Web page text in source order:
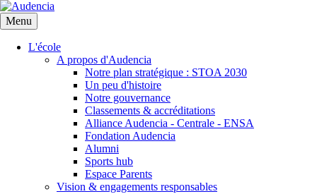
Aller
au
contenu
principal
Menu
L'école
A propos d'Audencia
Notre plan stratégique : STOA 2030
Un peu d'histoire
Notre gouvernance
Classements & accréditations
Alliance Audencia - Centrale - ENSA
Fondation Audencia
Alumni
Sports hub
Espace Parents
Vision & engagements responsables